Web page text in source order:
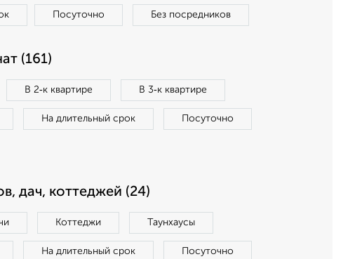
Посуточно Без посредников
(161)
В 2‑к квартире В 3‑к квартире
На длительный срок Посуточно
дач, коттеджей (24)
Коттеджи Таунхаусы
На длительный срок Посуточно